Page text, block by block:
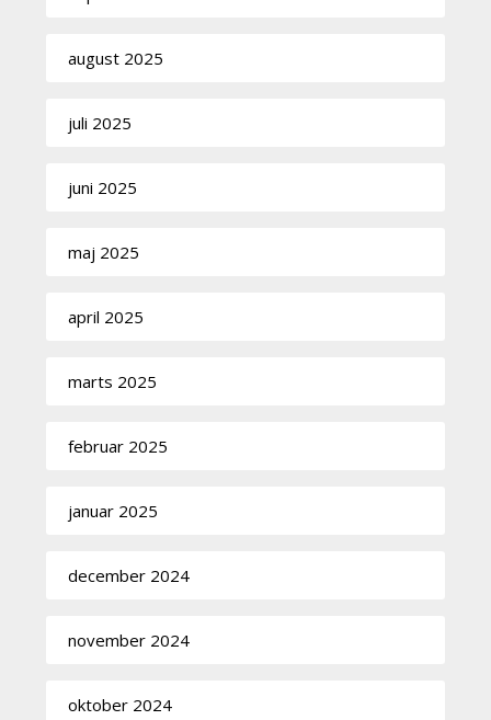
august 2025
juli 2025
juni 2025
maj 2025
april 2025
marts 2025
februar 2025
januar 2025
december 2024
november 2024
oktober 2024